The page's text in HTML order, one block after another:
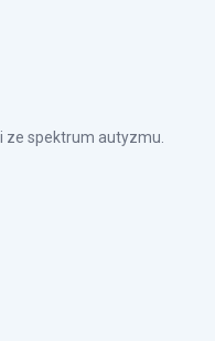
spektrum autyzmu.